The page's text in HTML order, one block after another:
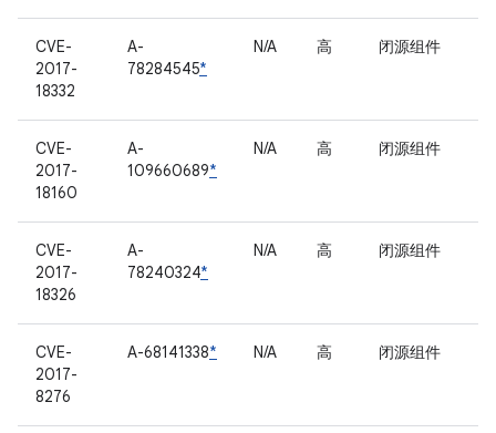
CVE-
2017-
18332
A-
78284545*
N/A 高 闭源组件
CVE-
2017-
18160
A-
109660689*
N/A 高 闭源组件
CVE-
2017-
18326
A-
78240324*
N/A 高 闭源组件
CVE-
2017-
8276
A-68141338* N/A 高 闭源组件